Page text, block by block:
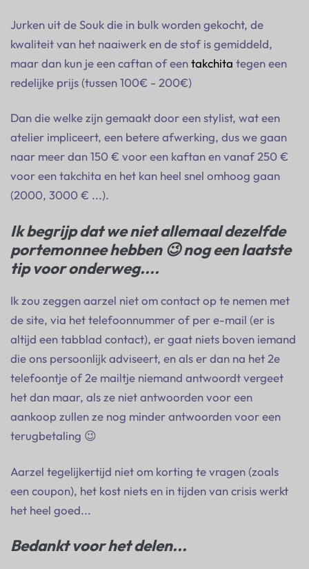
Jurken uit de Souk die in bulk worden gekocht, de
kwaliteit van het naaiwerk en de stof is gemiddeld,
maar dan kun je een caftan of eentakchita tegen een
redelijke prijs (tussen 100€ - 200€)
Dan die welke zijn gemaakt door een stylist, wat een
atelier impliceert, een betere afwerking, dus we gaan
naar meer dan 150 € voor een kaftan en vanaf 250 €
voor een takchita en het kan heel snel omhoog gaan
(2000, 3000 € ...).
Ik begrijp dat we niet allemaal dezelfde
portemonnee hebben 😉 nog een laatste
tip voor onderweg....
Ik zou zeggen aarzel niet om contact op te nemen met
de site, via het telefoonnummer of per e-mail (er is
altijd een tabblad contact), er gaat niets boven iemand
die ons persoonlijk adviseert, en als er dan na het 2e
telefoontje of 2e mailtje niemand antwoordt vergeet
het dan maar, als ze niet antwoorden voor een
aankoop zullen ze nog minder antwoorden voor een
terugbetaling 😉
Aarzel tegelijkertijd niet om korting te vragen (zoals
een coupon), het kost niets en in tijden van crisis werkt
het heel goed...
Bedankt voor het delen...